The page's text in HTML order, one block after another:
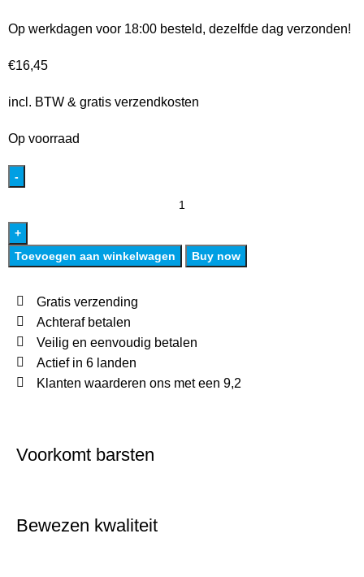
Op werkdagen voor 18:00 besteld, dezelfde dag verzonden!
€16,45
incl. BTW & gratis verzendkosten
Op voorraad
Toevoegen aan winkelwagen Buy now
Gratis verzending
Achteraf betalen
Veilig en eenvoudig betalen
Actief in 6 landen
Klanten waarderen ons met een 9,2
Voorkomt barsten
Bewezen kwaliteit